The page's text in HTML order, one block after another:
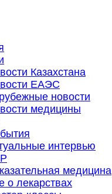
Казахстана
ЕАЭС
новости
медицины
интервью
медицина
о лекарствах